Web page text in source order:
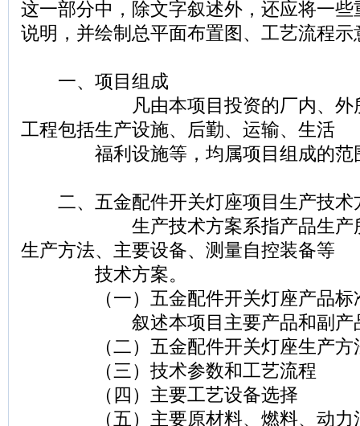
这一部分中，除文字叙述外，还应将一
说明，并绘制总平面布置图、工艺流程示
一、项目组成
凡由本项目投资的厂内、外所
工程包括生产设施、后勤、运输、生活
福利设施等，均属项目组成的范
二、五金配件开关灯座项目生产技术
生产技术方案系指产品生产所
生产方法、主要设备、测量自控装备等
技术方案。
（一）五金配件开关灯座产品标
叙述本项目主要产品和副产品
（二）五金配件开关灯座生产方
（三）技术参数和工艺流程
（四）主要工艺设备选择
（五）主要原材料、燃料、动力